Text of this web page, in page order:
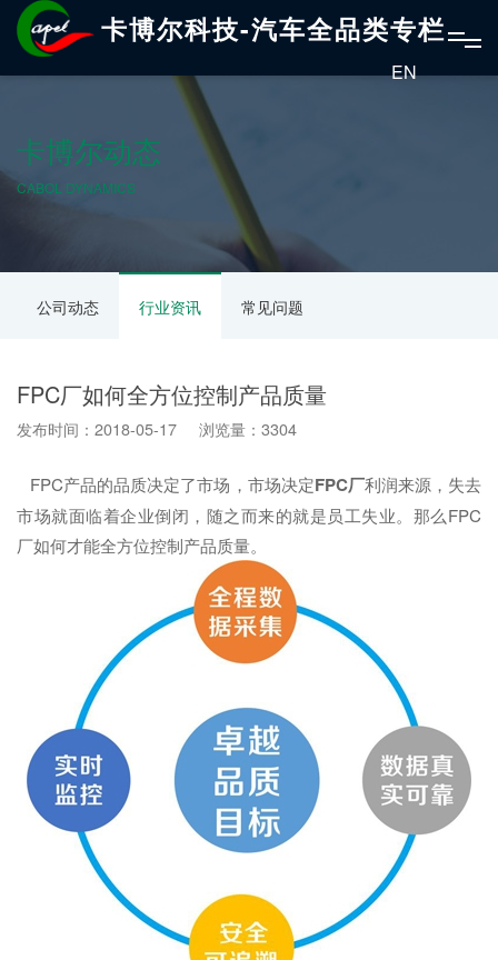
卡博尔科技-汽车全品类专栏
EN
卡博尔动态
CABOL DYNAMICS
公司动态 行业资讯 常见问题
FPC厂如何全方位控制产品质量
发布时间：2018-05-17 浏览量：3304
FPC产品的品质决定了市场，市场决定FPC厂利润来源，失去
市场就面临着企业倒闭，随之而来的就是员工失业。那么FPC
厂如何才能全方位控制产品质量。